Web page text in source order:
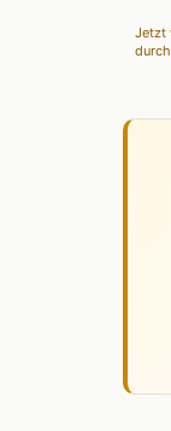
Jetzt